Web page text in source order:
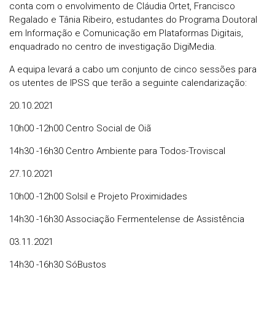
conta com o envolvimento de Cláudia Ortet, Francisco
Regalado e Tânia Ribeiro, estudantes do Programa Doutoral
em Informação e Comunicação em Plataformas Digitais,
enquadrado no centro de investigação DigiMedia.
A equipa levará a cabo um conjunto de cinco sessões para
os utentes de IPSS que terão a seguinte calendarização:
20.10.2021
10h00 -12h00 Centro Social de Oiã
14h30 -16h30 Centro Ambiente para Todos-Troviscal
27.10.2021
10h00 -12h00 Solsil e Projeto Proximidades
14h30 -16h30 Associação Fermentelense de Assistência
03.11.2021
14h30 -16h30 SóBustos